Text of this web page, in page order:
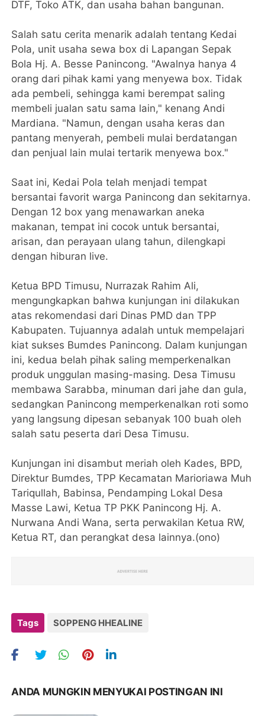
DTF, Toko ATK, dan usaha bahan bangunan.
Salah satu cerita menarik adalah tentang Kedai
Pola, unit usaha sewa box di Lapangan Sepak
Bola Hj. A. Besse Panincong. "Awalnya hanya 4
orang dari pihak kami yang menyewa box. Tidak
ada pembeli, sehingga kami berempat saling
membeli jualan satu sama lain," kenang Andi
Mardiana. "Namun, dengan usaha keras dan
pantang menyerah, pembeli mulai berdatangan
dan penjual lain mulai tertarik menyewa box."
Saat ini, Kedai Pola telah menjadi tempat
bersantai favorit warga Panincong dan sekitarnya.
Dengan 12 box yang menawarkan aneka
makanan, tempat ini cocok untuk bersantai,
arisan, dan perayaan ulang tahun, dilengkapi
dengan hiburan live.
Ketua BPD Timusu, Nurrazak Rahim Ali,
mengungkapkan bahwa kunjungan ini dilakukan
atas rekomendasi dari Dinas PMD dan TPP
Kabupaten. Tujuannya adalah untuk mempelajari
kiat sukses Bumdes Panincong. Dalam kunjungan
ini, kedua belah pihak saling memperkenalkan
produk unggulan masing-masing. Desa Timusu
membawa Sarabba, minuman dari jahe dan gula,
sedangkan Panincong memperkenalkan roti somo
yang langsung dipesan sebanyak 100 buah oleh
salah satu peserta dari Desa Timusu.
Kunjungan ini disambut meriah oleh Kades, BPD,
Direktur Bumdes, TPP Kecamatan Marioriawa Muh
Tariqullah, Babinsa, Pendamping Lokal Desa
Masse Lawi, Ketua TP PKK Panincong Hj. A.
Nurwana Andi Wana, serta perwakilan Ketua RW,
Ketua RT, dan perangkat desa lainnya.(ono)
Tags SOPPENG HHEALINE
ANDA MUNGKIN MENYUKAI POSTINGAN INI